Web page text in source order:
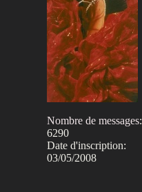
Nombre de messages:
6290
Date d'inscription:
03/05/2008